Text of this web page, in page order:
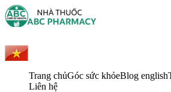
Trang chủGóc sức khỏeBlog english
Liên hệ